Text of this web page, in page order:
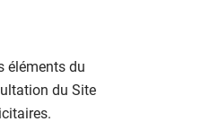
éléments du
du Site